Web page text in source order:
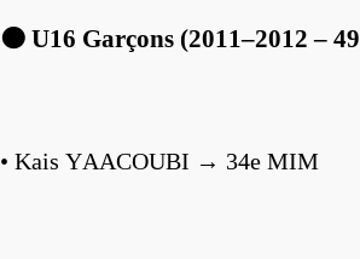
🟠 U16 Garçons (2011–2012 –
• Kais YAACOUBI → 34e MIM